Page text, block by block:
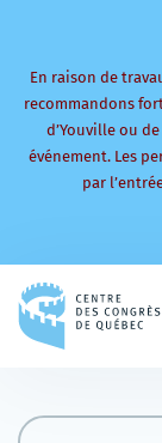
En raison de
recommandons
d’Youville ou
événement. Les
par
à